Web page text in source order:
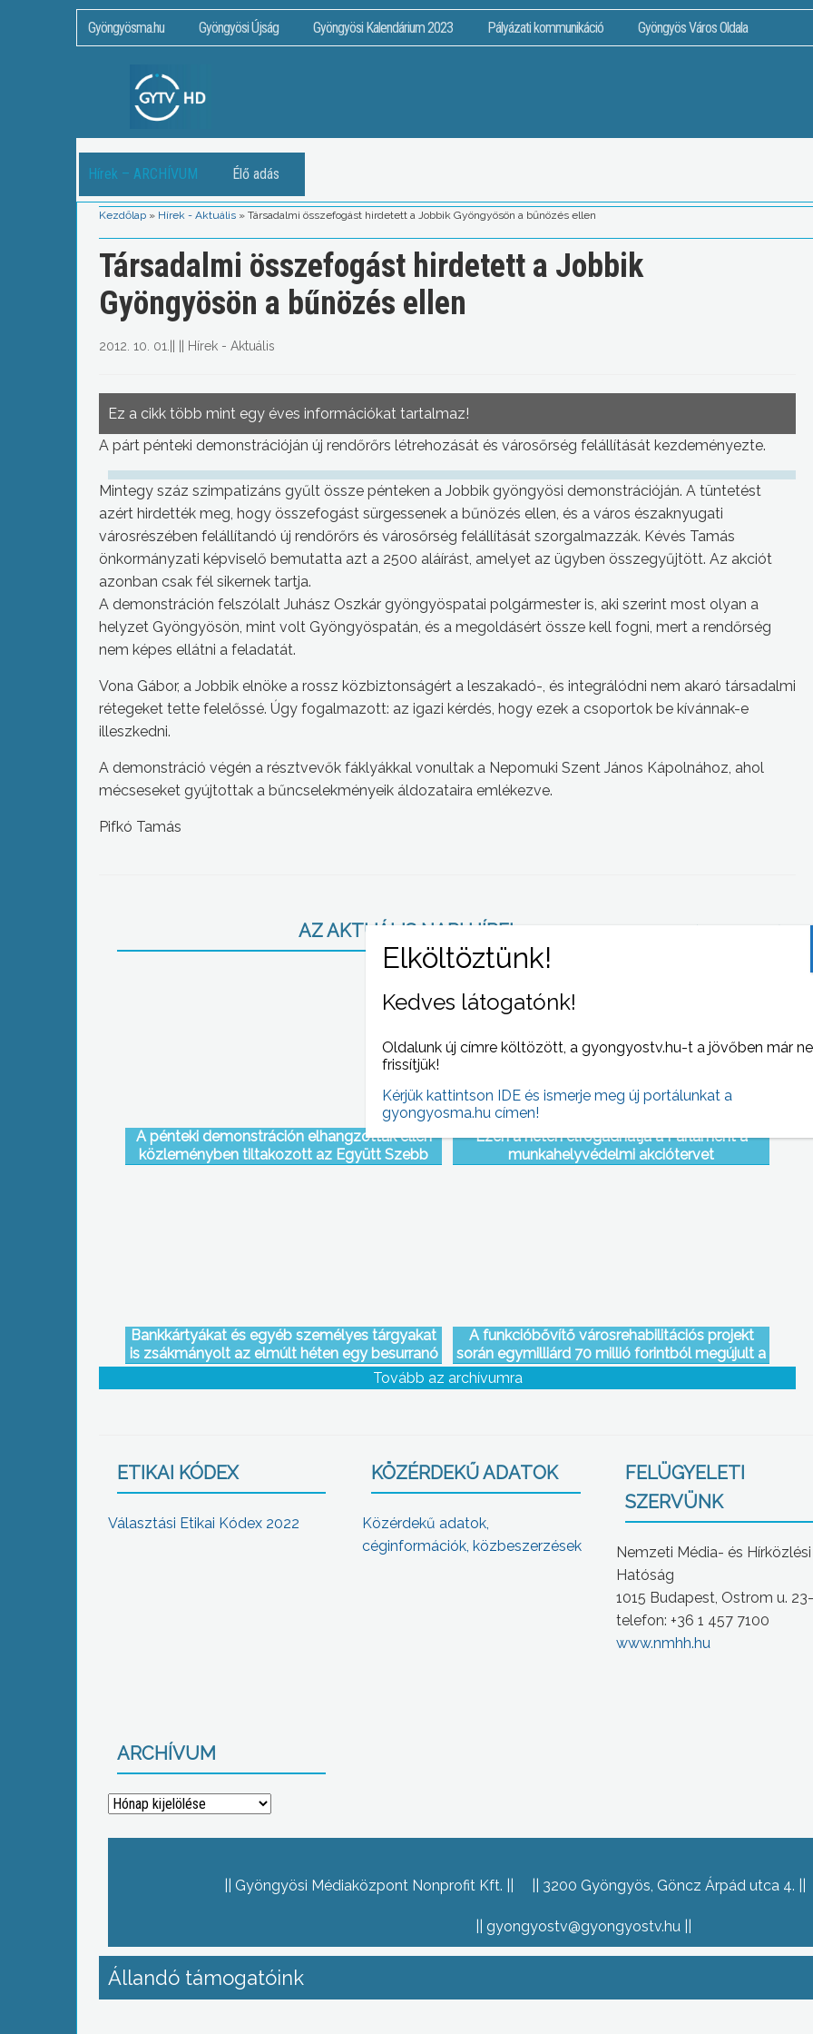
Gyöngyösma.hu Gyöngyösi Újság Gyöngyösi Kalendárium 2023 Pályázati kommunikáció Gyöngyös Város Oldala
Hírek – ARCHÍVUM Élő adás
Kezdőlap » Hírek - Aktuális » Társadalmi összefogást hirdetett a Jobbik Gyöngyösön a bűnözés ellen
Társadalmi összefogást hirdetett a Jobbik
Gyöngyösön a bűnözés ellen
2012. 10. 01. Hírek - Aktuális
Ez a cikk több mint egy éves információkat tartalmaz!
A párt pénteki demonstrációján új rendőrőrs létrehozását és városőrség felállítását kezdeményezte.
Mintegy száz szimpatizáns gyűlt össze pénteken a Jobbik gyöngyösi demonstrációján. A tüntetést
azért hirdették meg, hogy összefogást sürgessenek a bűnözés ellen, és a város északnyugati
városrészében felállítandó új rendőrőrs és városőrség felállítását szorgalmazzák. Kévés Tamás
önkormányzati képviselő bemutatta azt a 2500 aláírást, amelyet az ügyben összegyűjtött. Az akciót
azonban csak fél sikernek tartja.
A demonstráción felszólalt Juhász Oszkár gyöngyöspatai polgármester is, aki szerint most olyan a
helyzet Gyöngyösön, mint volt Gyöngyöspatán, és a megoldásért össze kell fogni, mert a rendőrség
nem képes ellátni a feladatát.
Vona Gábor, a Jobbik elnöke a rossz közbiztonságért a leszakadó-, és integrálódni nem akaró társadalmi
rétegeket tette felelőssé. Úgy fogalmazott: az igazi kérdés, hogy ezek a csoportok be kívánnak-e
illeszkedni.
A demonstráció végén a résztvevők fáklyákkal vonultak a Nepomuki Szent János Kápolnához, ahol
mécseseket gyújtottak a bűncselekményeik áldozataira emlékezve.
Pifkó Tamás
AZ AKTUÁLIS NAPI HÍREI
A pénteki demonstráción elhangzottak ellen
közleményben tiltakozott az Együtt Szebb
Ezen a héten elfogadhatja a Parlament a
munkahelyvédelmi akciótervet
Bankkártyákat és egyéb személyes tárgyakat
is zsákmányolt az elmúlt héten egy besurranó
tolvaj egy gyöngyösi intézmény öltözőjéből.
A funkcióbővítő városrehabilitációs projekt
során egymilliárd 70 millió forintból megújult a
belváros
Tovább az archívumra
ETIKAI KÓDEX
Választási Etikai Kódex 2022
KÖZÉRDEKŰ ADATOK
Közérdekű adatok,
céginformációk, közbeszerzések
FELÜGYELETI
SZERVÜNK
Nemzeti Média- és Hírközlési
Hatóság
1015 Budapest, Ostrom u.
telefon: +36 1 457 7100
www.nmhh.hu
ARCHÍVUM
Archívum
Gyöngyösi Médiaközpont Nonprofit Kft. 3200 Gyöngyös, Göncz Árpád utca 4.
gyongyostv@gyongyostv.hu
Állandó támogatóink
Kedves látogatónk!
Oldalunk új címre költözött, a gyongyostv.hu-t a jövőben már
frissítjük!
Kérjük kattintson IDE és ismerje meg új portálunkat a
gyongyosma.hu címen!